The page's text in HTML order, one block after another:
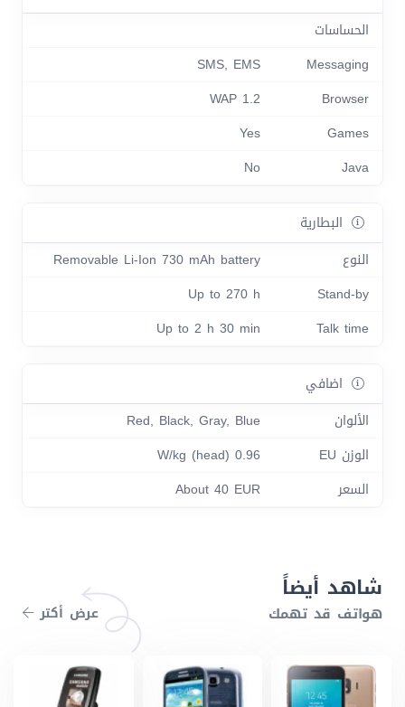
الحساسات
Messaging
SMS, EMS
Browser
WAP 1.2
Games
Yes
Java
No
البطارية
النوع
Removable Li-Ion 730 mAh battery
Stand-by
Up to 270 h
Talk time
Up to 2 h 30 min
اضافي
الألوان
Red, Black, Gray, Blue
الوزن EU
0.96 W/kg (head)
السعر
About 40 EUR
شاهد أيضاً
هواتف قد تهمك عرض أكتر